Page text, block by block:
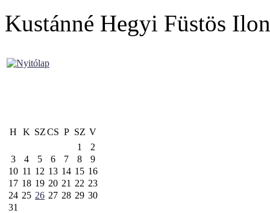
Kustánné Hegyi Füstös
H K SZCS P SZ V
1
2
3
4 5 6 7 8
9
10 11 12 13 14 15 16
17 18 19 20 21 22 23
24 25 26 27 28 29 30
31